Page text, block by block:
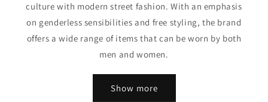
culture with modern street fashion. With an emphasis
on genderless sensibilities and free styling, the brand
offers a wide range of items that can be worn by both
men and women.
Show more